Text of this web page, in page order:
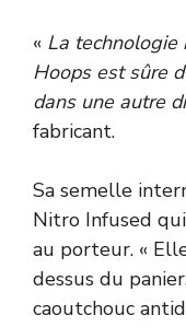
« La technologie
Hoops est sûre
dans une autre
fabricant.
Sa semelle
Nitro Infused
au porteur. «
dessus du
caoutchouc